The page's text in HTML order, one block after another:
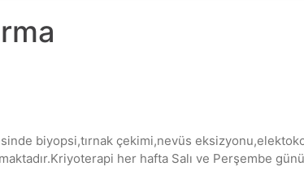
biyopsi,tırnak çekimi,nevüs
her hafta Salı ve Perşembe